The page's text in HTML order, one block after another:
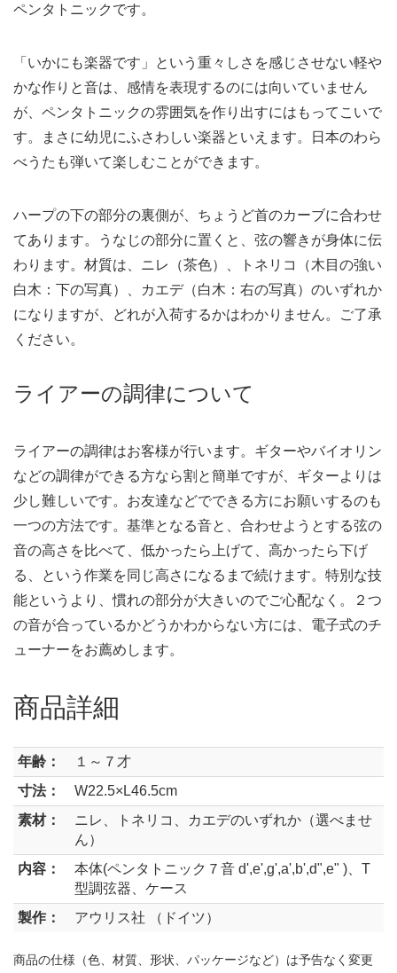
ペンタトニックです。
「いかにも楽器です」という重々しさを感じさせない軽や
かな作りと音は、感情を表現するのには向いていません
が、ペンタトニックの雰囲気を作り出すにはもってこいで
す。まさに幼児にふさわしい楽器といえます。日本のわら
べうたも弾いて楽しむことができます。
ハープの下の部分の裏側が、ちょうど首のカーブに合わせ
てあります。うなじの部分に置くと、弦の響きが身体に伝
わります。材質は、ニレ（茶色）、トネリコ（木目の強い
白木：下の写真）、カエデ（白木：右の写真）のいずれか
になりますが、どれが入荷するかはわかりません。ご了承
ください。
ライアーの調律について
ライアーの調律はお客様が行います。ギターやバイオリン
などの調律ができる方なら割と簡単ですが、ギターよりは
少し難しいです。お友達などでできる方にお願いするのも
一つの方法です。基準となる音と、合わせようとする弦の
音の高さを比べて、低かったら上げて、高かったら下げ
る、という作業を同じ高さになるまで続けます。特別な技
能というより、慣れの部分が大きいのでご心配なく。２つ
の音が合っているかどうかわからない方には、電子式のチ
ューナーをお薦めします。
商品詳細
年齢：
１～７才
寸法：
W22.5×L46.5cm
素材：
ニレ、トネリコ、カエデのいずれか（選べませ
ん）
内容：
本体(ペンタトニック７音 d',e',g',a',b',d",e" )、T
型調弦器、ケース
製作：
アウリス社 （ドイツ）
商品の仕様（色、材質、形状、パッケージなど）は予告なく変更